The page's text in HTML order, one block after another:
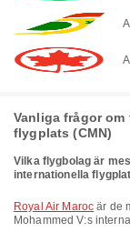
Vanliga frågor
flygplats (CMN)
Vilka flygbolag är
internationella
Royal Air Maroc är de
Mohammed V:s